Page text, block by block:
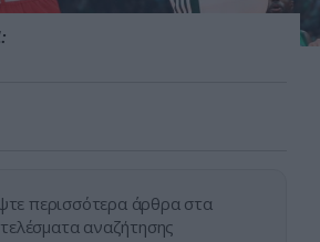
περισσότερα άρθρα στα
αναζήτησης